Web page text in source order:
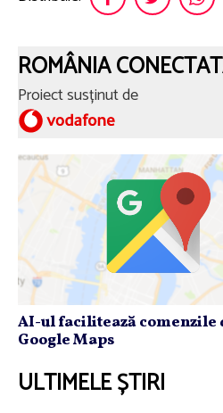
ROMÂNIA
Proiect susținut de
AI-ul facilitează comenzile
Google Maps
ULTIMELE ȘTIRI